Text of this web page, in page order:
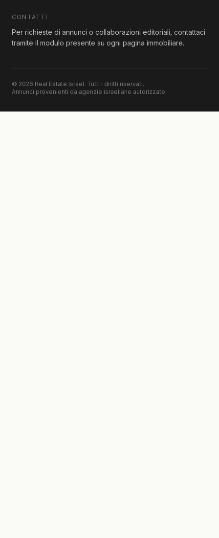
CONTATTI
Per richieste di annunci o collaborazioni editoriali, contattaci
tramite il modulo presente su ogni pagina immobiliare.
© 2026 Real Estate Israel. Tutti i diritti riservati.
Annunci provenienti da agenzie israeliane autorizzate.